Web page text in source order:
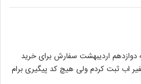
اردیبهشت سفارش برای خرید
اب ثبت کردم ولی هیچ کد پیگیری برام